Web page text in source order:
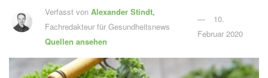
Verfasst vonAlexander Stindt,
Fachredakteur für Gesundheitsnews
Quellen ansehen
10.
Februar 2020